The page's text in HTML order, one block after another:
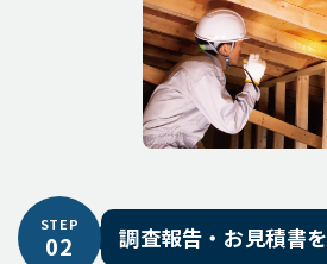
STEP
02 調査報告・お見積書